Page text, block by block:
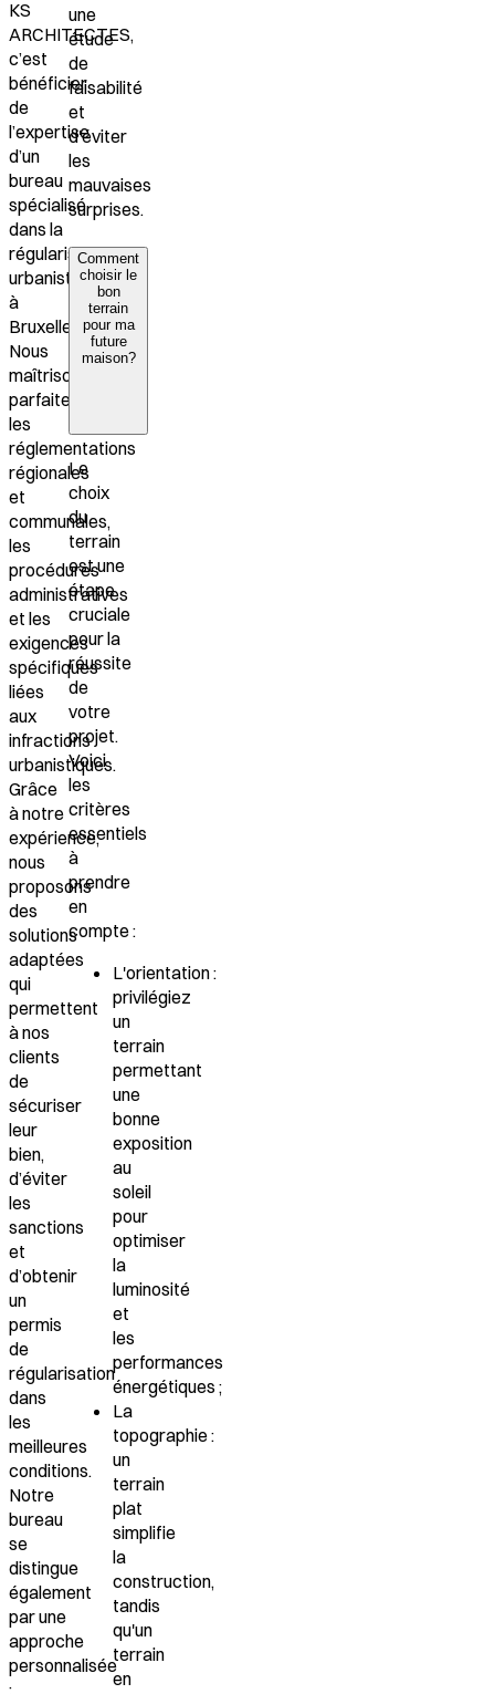
KS
ARCHITECTES,
c’est
bénéficier
de
l’expertise
d’un
bureau
spécialisé
dans la
régularisation
urbanistique
à
Bruxelles .
Nous
maîtrisons
parfaitement
les
réglementations
régionales
et
communales,
les
procédures
administratives
et les
exigences
spécifiques
liées
aux
infractions
urbanistiques.
Grâce
à notre
expérience,
nous
proposons
des
solutions
adaptées
qui
permettent
à nos
clients
de
sécuriser
leur
bien,
d’éviter
les
sanctions
et
d’obtenir
un
permis
de
régularisation
dans
les
meilleures
conditions.
Notre
bureau
se
distingue
également
par une
approche
personnalisée
:
une
étude
de
faisabilité
et
d'éviter
les
mauvaises
surprises.
Comment
choisir le
bon
terrain
pour ma
future
maison?
Le
choix
du
terrain
est une
étape
cruciale
pour la
réussite
de
votre
projet.
Voici
les
critères
essentiels
à
prendre
en
compte :
L'orientation:
privilégiez
un
terrain
permettant
une
bonne
exposition
au
soleil
pour
optimiser
la
luminosité
et
les
performances
énergétiques ;
La
topographie:
un
terrain
plat
simplifie
la
construction,
tandis
qu'un
terrain
en